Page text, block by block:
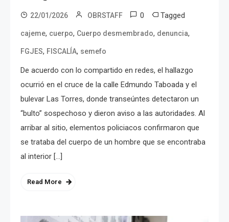
22/01/2026 OBRSTAFF 0 Tagged
cajeme, cuerpo, Cuerpo desmembrado, denuncia,
FGJES, FISCALÍA, semefo
De acuerdo con lo compartido en redes, el hallazgo
ocurrió en el cruce de la calle Edmundo Taboada y el
bulevar Las Torres, donde transeúntes detectaron un
“bulto” sospechoso y dieron aviso a las autoridades. Al
arribar al sitio, elementos policiacos confirmaron que
se trataba del cuerpo de un hombre que se encontraba
al interior […]
Read More